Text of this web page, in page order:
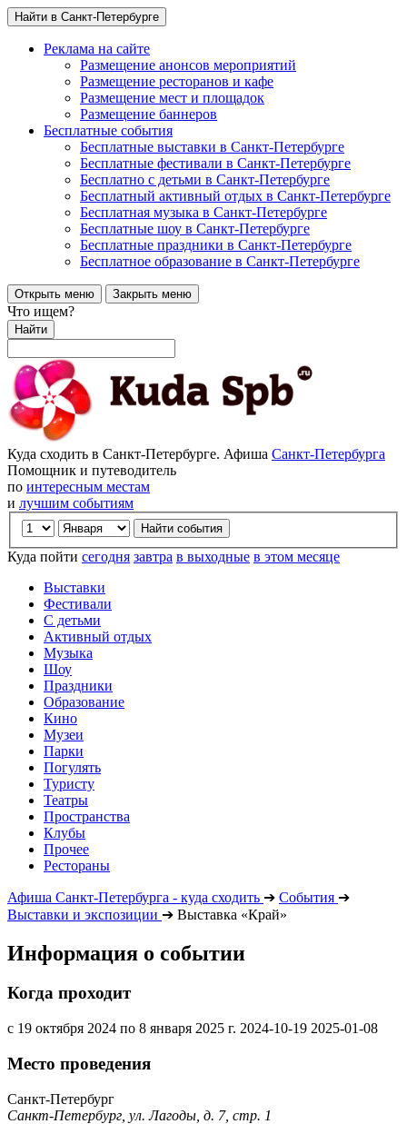
Найти в Санкт-Петербурге
Реклама на сайте
Размещение анонсов мероприятий
Размещение ресторанов и кафе
Размещение мест и площадок
Размещение баннеров
Бесплатные события
Бесплатные выставки в Санкт-Петербурге
Бесплатные фестивали в Санкт-Петербурге
Бесплатно с детьми в Санкт-Петербурге
Бесплатный активный отдых в Санкт-Петербурге
Бесплатная музыка в Санкт-Петербурге
Бесплатные шоу в Санкт-Петербурге
Бесплатные праздники в Санкт-Петербурге
Бесплатное образование в Санкт-Петербурге
Открыть меню Закрыть меню
Что ищем?
Найти
Куда сходить в Санкт-Петербурге. Афиша Санкт-Петербурга
Помощник и путеводитель
по интересным местам
и лучшим событиям
Куда пойти сегодня завтра в выходные в этом месяце
Выставки
Фестивали
С детьми
Активный отдых
Музыка
Шоу
Праздники
Образование
Кино
Музеи
Парки
Погулять
Туристу
Театры
Пространства
Клубы
Прочее
Рестораны
Афиша Санкт-Петербурга - куда сходить ➔ События ➔
Выставки и экспозиции ➔ Выставка «Край»
Информация о событии
Когда проходит
с 19 октября 2024 по 8 января 2025 г. 2024-10-19 2025-01-08
Место проведения
Санкт-Петербург
Санкт-Петербург, ул. Лагоды, д. 7, стр. 1